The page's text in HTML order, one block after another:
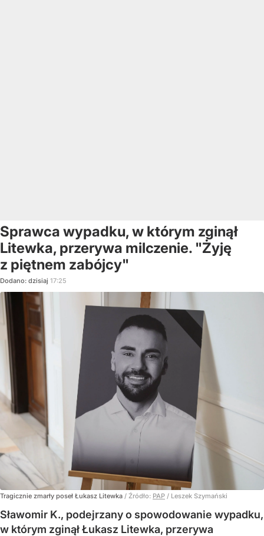
Sprawca wypadku, w którym zginął
Litewka, przerywa milczenie. "Żyję
z piętnem zabójcy"
Dodano: dzisiaj 17:25
Tragicznie zmarły poseł Łukasz Litewka / Źródło: PAP / Leszek Szymański
Sławomir K., podejrzany o spowodowanie wypadku,
w którym zginął Łukasz Litewka, przerywa